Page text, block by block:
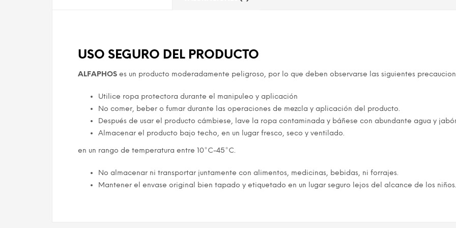
USO SEGURO DEL PRODUCTO
ALFAPHOS es un producto moderadamente peligroso, por lo que deben observarse las siguientes
Utilice ropa protectora durante el manipuleo y aplicación
No comer, beber o fumar durante las operaciones de mezcla y aplicación del producto.
Después de usar el producto cámbiese, lave la ropa contaminada y báñese con abundante agua y
Almacenar el producto bajo techo, en un lugar fresco, seco y ventilado.
en un rango de temperatura entre 10°C-45°C.
No almacenar ni transportar juntamente con alimentos, medicinas, bebidas, ni forrajes.
Mantener el envase original bien tapado y etiquetado en un lugar seguro lejos del alcance de los niños.